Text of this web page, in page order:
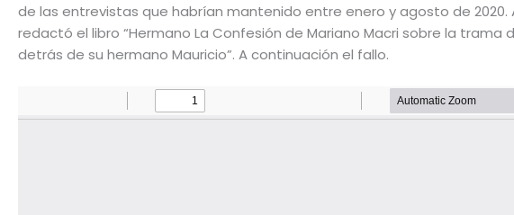
de las entrevistas que habrían mantenido entre enero y agosto de 2020.
redactó el libro “Hermano La Confesión de Mariano Macri sobre la trama
detrás de su hermano Mauricio”. A continuación el fallo.